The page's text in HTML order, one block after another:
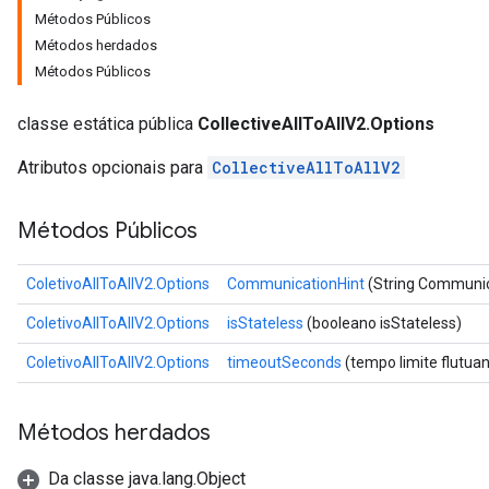
Métodos Públicos
Métodos herdados
Métodos Públicos
classe estática pública CollectiveAllToAllV2.Options
Atributos opcionais para CollectiveAllToAllV2
Métodos Públicos
ColetivoAllToAllV2.Options CommunicationHint(String
ColetivoAllToAllV2.Options isStateless (booleano isStateless)
ColetivoAllToAllV2.Options timeoutSeconds (tempo limite
Métodos herdados
Da classe java.lang.Object